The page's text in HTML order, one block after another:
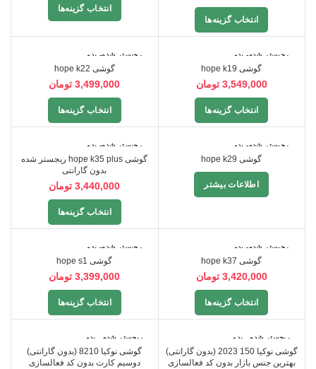
انتخاب گزینه‌ها
انتخاب گزینه‌ها
رجیستر شده- بدو
ن گارانتی
گوشی hope k19
3,549,000 تومان
انتخاب گزینه‌ها
رجیستر شده- بدو
ن گارانتی
گوشی hope k22
3,499,000 تومان
انتخاب گزینه‌ها
رجیستر شده- بدو
ن گارانتی
گوشی hope k29
اطلاعات بیشتر
رجیستر شده- بدو
گوشی hope k35 plus ریجستر شده
بدون گارانتی
3,440,000 تومان
انتخاب گزینه‌ها
رجیستر شده- بدو
ن گارانتی
گوشی hope k37
3,420,000 تومان
انتخاب گزینه‌ها
رجیستر شده- بدو
ن گارانتی
گوشی hope s1
3,399,000 تومان
انتخاب گزینه‌ها
ریجستر شده_ بدو
گوشی نوکیا 150 2023 (بدون گارانتی)
بهترین جنس بازار بدون کد فعالسازی
ریجستر شده_ بدو
گوشی نوکیا 8210 (بدون گارانتی)
دوسیم کارت بدون کد فعالسازی